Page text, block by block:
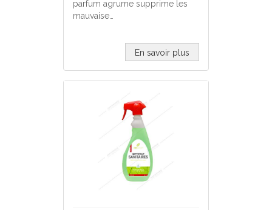
parfum agrume supprime les
mauvaise…
En savoir plus